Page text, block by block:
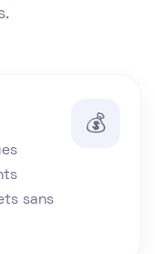
💰
sans